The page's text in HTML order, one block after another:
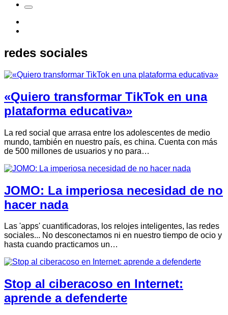
redes sociales
«Quiero transformar TikTok en una
plataforma educativa»
La red social que arrasa entre los adolescentes de medio
mundo, también en nuestro país, es china. Cuenta con más
de 500 millones de usuarios y no para…
JOMO: La imperiosa necesidad de no
hacer nada
Las 'apps' cuantificadoras, los relojes inteligentes, las redes
sociales... No desconectamos ni en nuestro tiempo de ocio y
hasta cuando practicamos un…
Stop al ciberacoso en Internet:
aprende a defenderte